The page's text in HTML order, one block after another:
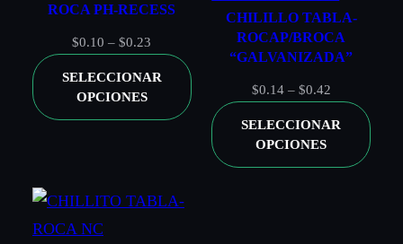
NOMBRE*
ROCA PH-RECESS
$0.10 – $0.23
desde
SELECCIONAR
OPCIONES
CHILILLO TABLA-
ROCAP/BROCA
“GALVANIZADA”
$0.14 – $0.42Rango
desde
SELECCIONAR
OPCIONES